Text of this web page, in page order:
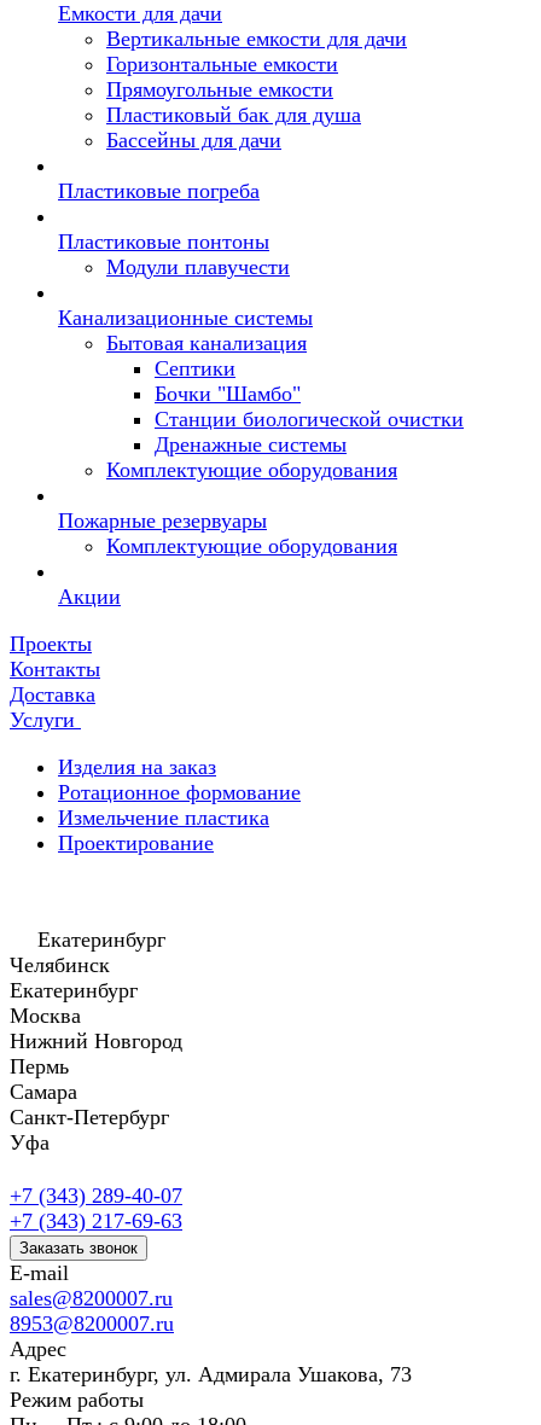
Емкости для дачи
Вертикальные емкости для дачи
Горизонтальные емкости
Прямоугольные емкости
Пластиковый бак для душа
Бассейны для дачи
Пластиковые погреба
Пластиковые понтоны
Модули плавучести
Канализационные системы
Бытовая канализация
Септики
Бочки "Шамбо"
Станции биологической очистки
Дренажные системы
Комплектующие оборудования
Пожарные резервуары
Комплектующие оборудования
Акции
Проекты
Контакты
Доставка
Услуги
Изделия на заказ
Ротационное формование
Измельчение пластика
Проектирование
Екатеринбург
Челябинск
Екатеринбург
Москва
Нижний Новгород
Пермь
Самара
Санкт-Петербург
Уфа
+7 (343) 289-40-07
+7 (343) 217-69-63
Заказать звонок
E-mail
sales@8200007.ru
8953@8200007.ru
Адрес
г. Екатеринбург, ул. Адмирала Ушакова, 73
Режим работы